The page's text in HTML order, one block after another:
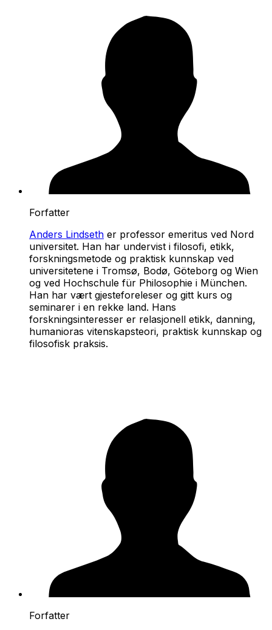
Forfatter
Anders Lindseth er professor emeritus ved Nord
universitet. Han har undervist i filosofi, etikk,
forskningsmetode og praktisk kunnskap ved
universitetene i Tromsø, Bodø, Göteborg og Wien
og ved Hochschule für Philosophie i München.
Han har vært gjesteforeleser og gitt kurs og
seminarer i en rekke land. Hans
forskningsinteresser er relasjonell etikk, danning,
humanioras vitenskapsteori, praktisk kunnskap og
filosofisk praksis.
Forfatter